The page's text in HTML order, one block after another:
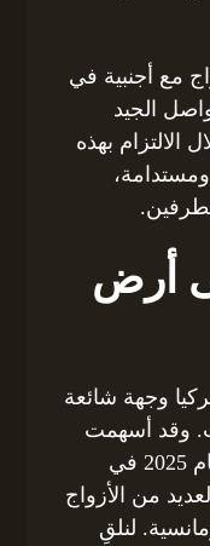
مع أجنبية في
الجيد
الالتزام بهذه
ومستدامة،
أرض
وجهة شائعة
وقد أسهمت
القوانين الحديثة الصادرة في عام 2025 في
من الأزواج
لنلقِ